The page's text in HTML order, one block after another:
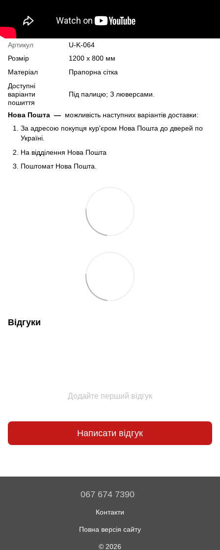
Артикул
U-K-064
Розмір
1200 х 800 мм
Матеріал
Прапорна сітка
Доступні
варіанти
пошиття
Під палицю; З люверсами.
Нова Пошта — можливість наступних варіантів доставки:
За адресою покупця кур'єром Нова Пошта до дверей по
Україні.
На відділення Нова Пошта
Поштомат Нова Пошта.
Відгуки
Додайте перший відгук
Написати відгук
067 674 7390
Контакти
Повна версія сайту
© 2026